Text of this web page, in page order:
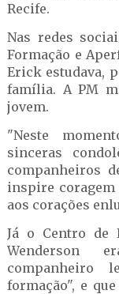
Recife.
Nas redes
Formação e
Erick estudava,
família. A PM
jovem.
"Neste
sinceras
companheiros
inspire coragem
aos corações
Já o Centro de
Wenderson
companheiro
formação", e